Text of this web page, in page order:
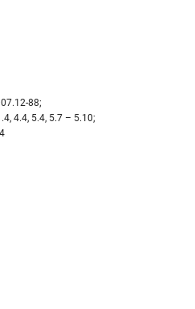
88;
4.4, 5.4, 5.7 – 5.10;